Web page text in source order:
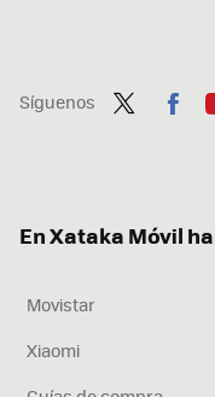
Síguenos
En Xataka Móvil
Movistar
Xiaomi